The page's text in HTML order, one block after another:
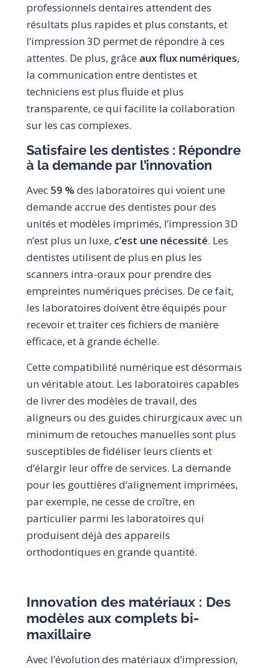
professionnels dentaires attendent des
résultats plus rapides et plus constants, et
l’impression 3D permet de répondre à ces
attentes. De plus, grâce aux flux numériques,
la communication entre dentistes et
techniciens est plus fluide et plus
transparente, ce qui facilite la collaboration
sur les cas complexes.
Satisfaire les dentistes : Répondre
à la demande par l’innovation
Avec59 % des laboratoires qui voient une
demande accrue des dentistes pour des
unités et modèles imprimés, l’impression 3D
n’est plus un luxe, c’est une nécessité. Les
dentistes utilisent de plus en plus les
scanners intra-oraux pour prendre des
empreintes numériques précises. De ce fait,
les laboratoires doivent être équipés pour
recevoir et traiter ces fichiers de manière
efficace, et à grande échelle.
Cette compatibilité numérique est désormais
un véritable atout. Les laboratoires capables
de livrer des modèles de travail, des
aligneurs ou des guides chirurgicaux avec un
minimum de retouches manuelles sont plus
susceptibles de fidéliser leurs clients et
d’élargir leur offre de services. La demande
pour les gouttières d’alignement imprimées,
par exemple, ne cesse de croître, en
particulier parmi les laboratoires qui
produisent déjà des appareils
orthodontiques en grande quantité.
Innovation des matériaux : Des
modèles aux complets bi-
maxillaire
Avec l’évolution des matériaux d’impression,